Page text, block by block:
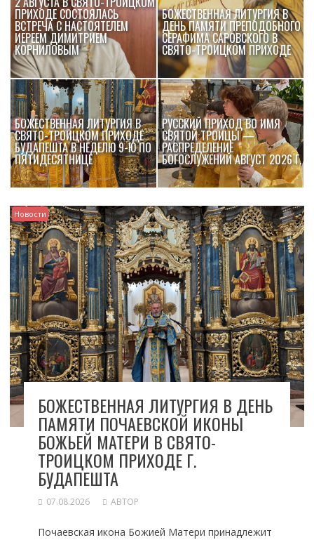
ПРИХОДЕ СОСТОЯЛАСЬ
ВСТРЕЧА С НАСТОЯТЕЛЕМ
ИЕРЕЕМ ДИМИТРИЕМ
КОРНИЛОВЫМ
БОЖЕСТВЕННАЯ ЛИТУРГИЯ В
ДЕНЬ ПАМЯТИ ПРЕПОДОБНОГО
СЕРАФИМА САРОВСКОГО В
СВЯТО-ТРОИЦКОМ ПРИХОДЕ
БОЖЕСТВЕННАЯ ЛИТУРГИЯ В
СВЯТО-ТРОИЦКОМ ПРИХОДЕ
БУДАПЕШТА В НЕДЕЛЮ 9-Ю ПО
ПЯТИДЕСЯТНИЦЕ
РУССКИЙ ПРИХОД ВО ИМЯ
СВЯТОЙ ТРОИЦЫ —
РАСПРЕДЕЛЕНИЕ
БОГОСЛУЖЕНИЙ АВГУСТ 2026 Г.
Новости
БОЖЕСТВЕННАЯ ЛИТУРГИЯ В ДЕНЬ
ПАМЯТИ ПОЧАЕВСКОЙ ИКОНЫ
БОЖЬЕЙ МАТЕРИ В СВЯТО-
ТРОИЦКОМ ПРИХОДЕ Г.
БУДАПЕШТА
07.08.2026 АВТОР
Почаевская икона Божией Матери принадлежит